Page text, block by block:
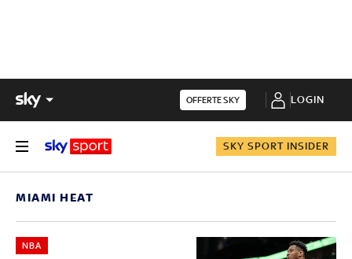
OFFERTE SKY LOGIN
SKY SPORT INSIDER
MIAMI HEAT
NBA